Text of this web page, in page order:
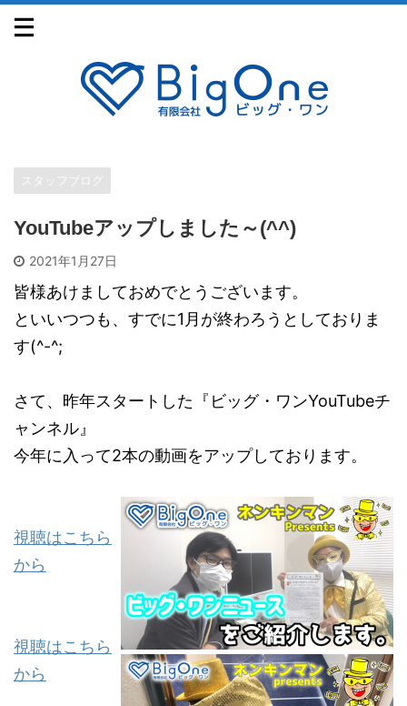
スタッフブログ
YouTubeアップしました～(^^)
2021年1月27日
皆様あけましておめでとうございます。
といいつつも、すでに1月が終わろうとしておりま
す(^-^;
さて、昨年スタートした『ビッグ・ワンYouTubeチ
ャンネル』
今年に入って2本の動画をアップしております。
視聴はこちら
から
視聴はこちら
から